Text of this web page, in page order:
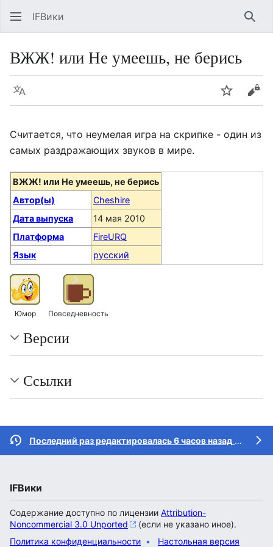
IFВики
ВЖЖ! или Не умеешь, не берись
Язык Следить
Считается, что неумелая игра на скрипке - один из
самых раздражающих звуков в мире.
ВЖЖ! или Не умеешь, не берись
Автор(ы)
Cheshire
Дата выпуска
14 мая 2010
Платформа
FireURQ
Язык
русский
Юмор Повседневность
Версии
Ссылки
Последний раз редактировалась 6 часов назад
IFВики
Содержание доступно по лицензии Attribution-
Noncommercial 3.0 Unported
(если не указано иное).
Политика конфиденциальности
Настольная версия